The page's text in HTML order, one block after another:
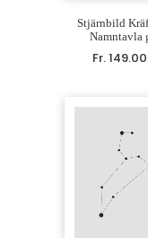
Stjärnbild
Namntavla
Fr.149.00